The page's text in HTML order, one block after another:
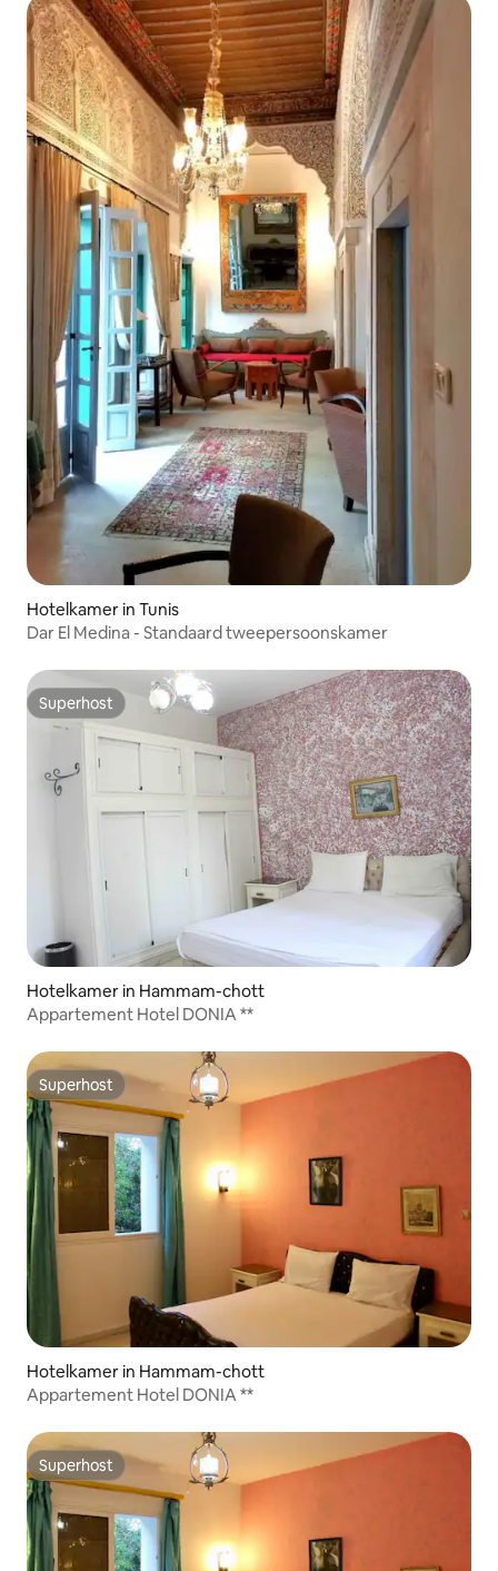
Hotelkamer in Tunis
Dar El Medina - Standaard tweepersoonskamer
Superhost
Superhost
Hotelkamer in Hammam-chott
Appartement Hotel DONIA **
Superhost
Superhost
Hotelkamer in Hammam-chott
Appartement Hotel DONIA **
Superhost
Superhost